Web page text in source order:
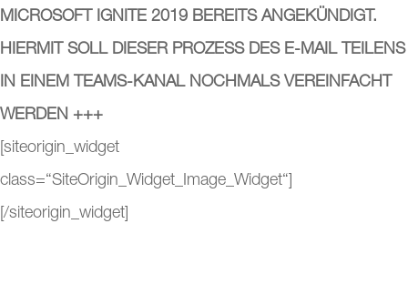
MICROSOFT IGNITE 2019 BEREITS ANGEKÜNDIGT.
HIERMIT SOLL DIESER PROZESS DES E-MAIL TEILENS
IN EINEM TEAMS-KANAL NOCHMALS VEREINFACHT
WERDEN +++
[siteorigin_widget
class=“SiteOrigin_Widget_Image_Widget“]
[/siteorigin_widget]